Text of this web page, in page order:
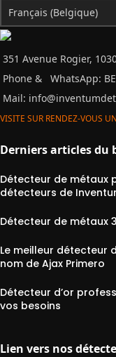
Français (Belgique)
351 Avenue Rogier,
Phone &
WhatsApp:
Mail:
VISITE SUR RENDEZ-VOUS
Derniers articles du
Détecteur de métaux
détecteurs de
Détecteur de métaux
Le meilleur détecteur
nom de Ajax Primero
Détecteur d’or
vos besoins
Lien vers nos